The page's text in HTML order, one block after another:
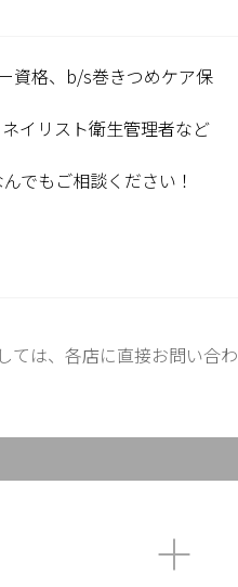
資格、b/s巻きつめケア保
イリスト衛生管理者など
でもご相談ください！
ては、各店に直接お問い合わ